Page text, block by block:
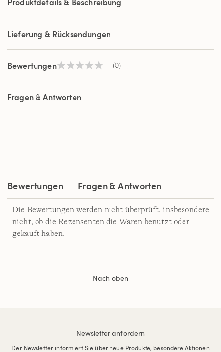
Lieferung & Rücksendungen
BewertungenKein
Link
derselben
(0)
Fragen & Antworten
Bewertungen Fragen & Antworten
Die Bewertungen werden nicht überprüft, insbesondere
nicht, ob die Rezensenten die Waren benutzt oder
gekauft haben.
Nach oben
Newsletter anfordern
Der Newsletter informiert Sie über neue Produkte, besondere Aktionen